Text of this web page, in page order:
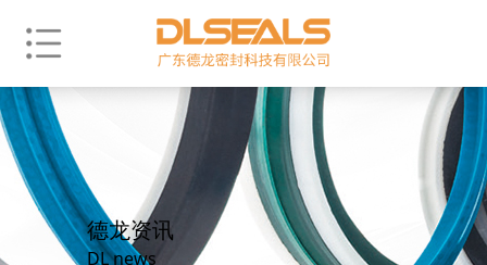
德龙资讯
DL news